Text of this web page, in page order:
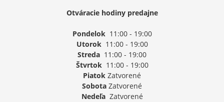
Otváracie hodiny predajne
Pondelok11:00 - 19:00
Utorok11:00 - 19:00
Streda 11:00 - 19:00
Štvrtok11:00 - 19:00
Piatok Zatvorené
Sobota Zatvorené
NedeľaZatvorené